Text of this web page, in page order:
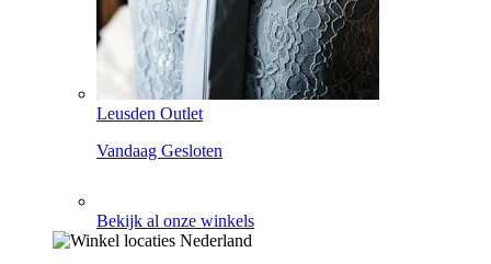
Leusden Outlet
Vandaag Gesloten
Bekijk al onze winkels